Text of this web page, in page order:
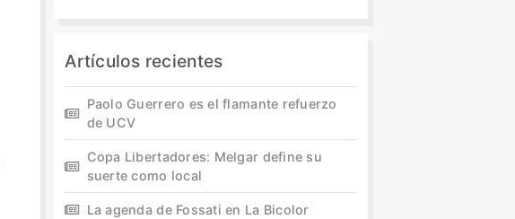
Artículos recientes
Paolo Guerrero es el flamante refuerzo
de UCV
Copa Libertadores: Melgar define su
suerte como local
La agenda de Fossati en La Bicolor